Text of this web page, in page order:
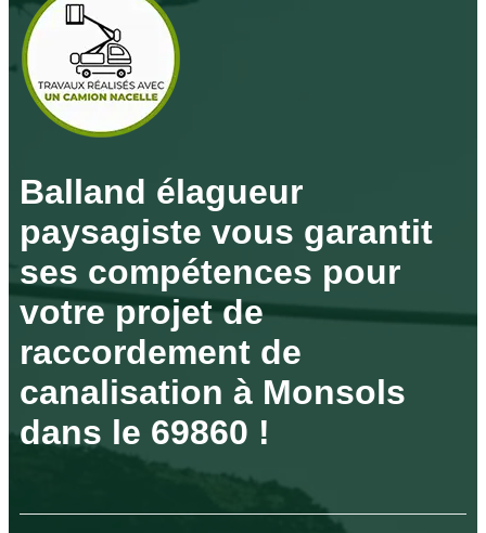
Balland élagueur
paysagiste vous garantit
ses compétences pour
votre projet de
raccordement de
canalisation à Monsols
dans le 69860 !